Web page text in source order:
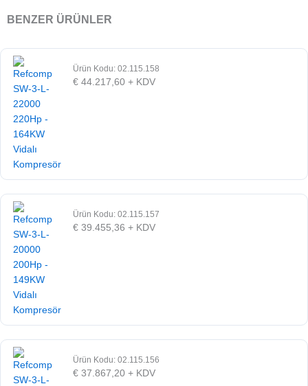
BENZER ÜRÜNLER
Ürün Kodu: 02.115.158
€ 44.217,60 + KDV
Ürün Kodu: 02.115.157
€ 39.455,36 + KDV
Ürün Kodu: 02.115.156
€ 37.867,20 + KDV